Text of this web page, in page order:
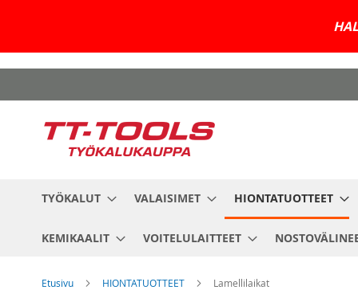
to
TYÖKALUT VALAISIMET HIONTATUOTTEET
KEMIKAALIT VOITELULAITTEET
Etusivu HIONTATUOTTEET Lamellilaikat